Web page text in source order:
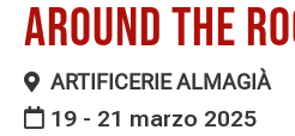
Around the
ARTIFICERIE ALMAGIÀ
19 - 21 marzo 2025